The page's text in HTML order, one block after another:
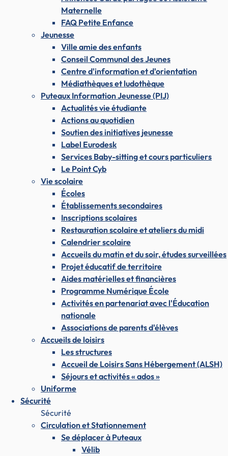
Maternelle
FAQ Petite Enfance
Jeunesse
Ville amie des enfants
Conseil Communal des Jeunes
Centre d'information et d'orientation
Médiathèques et ludothèque
Puteaux Information Jeunesse (PIJ)
Actualités vie étudiante
Actions au quotidien
Soutien des initiatives jeunesse
Label Eurodesk
Services Baby-sitting et cours particuliers
Le Point Cyb
Vie scolaire
Écoles
Établissements secondaires
Inscriptions scolaires
Restauration scolaire et ateliers du midi
Calendrier scolaire
Accueils du matin et du soir, études surveillées
Projet éducatif de territoire
Aides matérielles et financières
Programme Numérique École
Activités en partenariat avec l'Éducation
nationale
Associations de parents d'élèves
Accueils de loisirs
Les structures
Accueil de Loisirs Sans Hébergement (ALSH)
Séjours et activités « ados »
Uniforme
Sécurité
Sécurité
Circulation et Stationnement
Se déplacer à Puteaux
Vélib